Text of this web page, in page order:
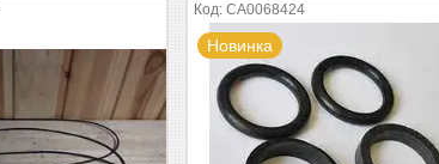
CA0068424
Новинка